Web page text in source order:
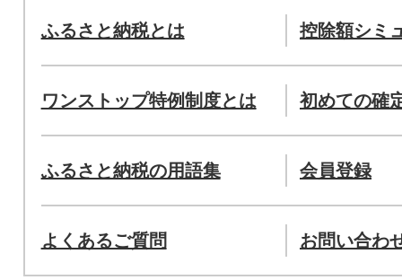
ふるさと納税とは 控除額シミ
ワンストップ特例制度とは 初めての確
ふるさと納税の用語集 会員登録
よくあるご質問 お問い合わ